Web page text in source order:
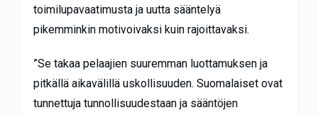
toimilupavaatimusta ja uutta sääntelyä
pikemminkin motivoivaksi kuin rajoittavaksi.
”Se takaa pelaajien suuremman luottamuksen ja
pitkällä aikavälillä uskollisuuden. Suomalaiset ovat
tunnettuja tunnollisuudestaan ja sääntöjen